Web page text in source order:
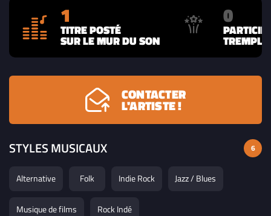
1
TITRE POSTÉ
SUR LE MUR DU SON
0
CONTACTER
L'ARTISTE !
STYLES MUSICAUX 6
Alternative Folk Indie Rock Jazz / Blues
Musique de films Rock Indé